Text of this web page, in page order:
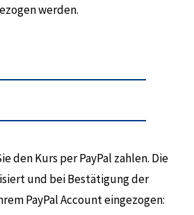
werden.
den Kurs per PayPal zahlen. Die
und bei Bestätigung der
PayPal Account eingezogen: